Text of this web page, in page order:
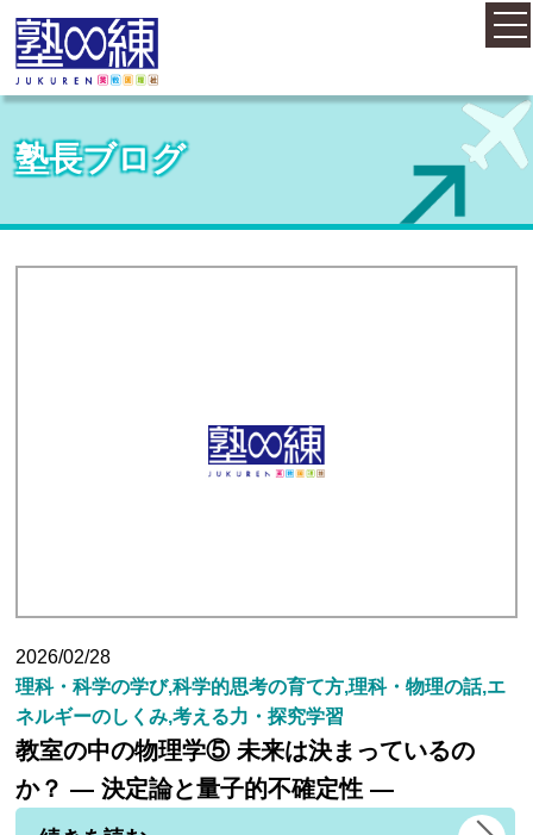
ホーム
コース案内
料金案内
小学生
中学生
塾長ブログ
2026/02/28
理科・科学の学び,科学的思考の育て方,理科・物理の話,エ
ネルギーのしくみ,考える力・探究学習
教室の中の物理学⑤ 未来は決まっているの
か？ ― 決定論と量子的不確定性 ―